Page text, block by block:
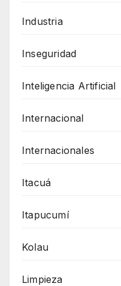
Industria
Inseguridad
Inteligencia Artificial
Internacional
Internacionales
Itacuá
Itapucumí
Kolau
Limpieza